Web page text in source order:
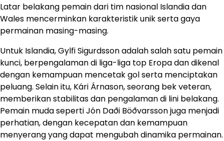
Latar belakang pemain dari tim nasional Islandia dan
Wales mencerminkan karakteristik unik serta gaya
permainan masing-masing.
Untuk Islandia, Gylfi Sigurdsson adalah salah satu pemain
kunci, berpengalaman di liga-liga top Eropa dan dikenal
dengan kemampuan mencetak gol serta menciptakan
peluang. Selain itu, Kári Árnason, seorang bek veteran,
memberikan stabilitas dan pengalaman di lini belakang.
Pemain muda seperti Jón Daði Böðvarsson juga menjadi
perhatian, dengan kecepatan dan kemampuan
menyerang yang dapat mengubah dinamika permainan.